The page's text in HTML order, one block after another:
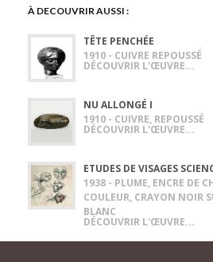
À DECOUVRIR AUSSI :
TÊTE PENCHÉE
1910 - CUIVRE REPOUSSÉ
DÉCOUVRIR L'ŒUVRE...
NU ALLONGÉ I
1910 - CUIVRE, REPOUSSÉ
DÉCOUVRIR L'ŒUVRE...
ETUDES DE VISAGES
1938 - PLUME, ENCRE DE
COULEUR, CRAYON NOIR
BLANC
DÉCOUVRIR L'ŒUVRE...